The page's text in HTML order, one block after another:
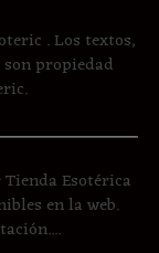
. Los textos,
propiedad
Esotérica
en la web.